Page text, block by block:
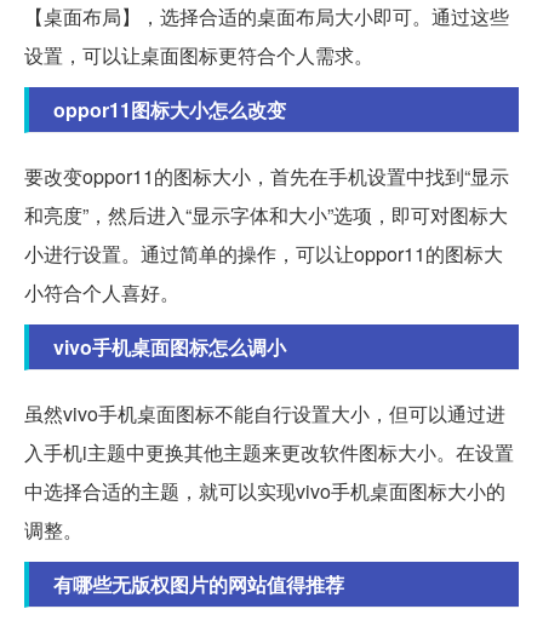
【桌面布局】，选择合适的桌面布局大小即可。通过这些
设置，可以让桌面图标更符合个人需求。
oppor11图标大小怎么改变
要改变oppor11的图标大小，首先在手机设置中找到“显示
和亮度”，然后进入“显示字体和大小”选项，即可对图标大
小进行设置。通过简单的操作，可以让oppor11的图标大
小符合个人喜好。
vivo手机桌面图标怎么调小
虽然vivo手机桌面图标不能自行设置大小，但可以通过进
入手机i主题中更换其他主题来更改软件图标大小。在设置
中选择合适的主题，就可以实现vivo手机桌面图标大小的
调整。
有哪些无版权图片的网站值得推荐